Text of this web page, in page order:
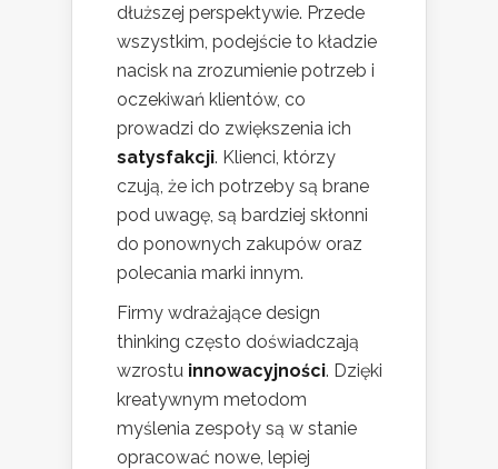
dłuższej perspektywie. Przede
wszystkim, podejście to kładzie
nacisk na zrozumienie potrzeb i
oczekiwań klientów, co
prowadzi do zwiększenia ich
satysfakcji. Klienci, którzy
czują, że ich potrzeby są brane
pod uwagę, są bardziej skłonni
do ponownych zakupów oraz
polecania marki innym.
Firmy wdrażające design
thinking często doświadczają
wzrostu innowacyjności. Dzięki
kreatywnym metodom
myślenia zespoły są w stanie
opracować nowe, lepiej